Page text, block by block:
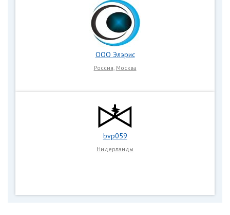
ООО Элэрис
Россия, Москва
bvp059
Нидерланды